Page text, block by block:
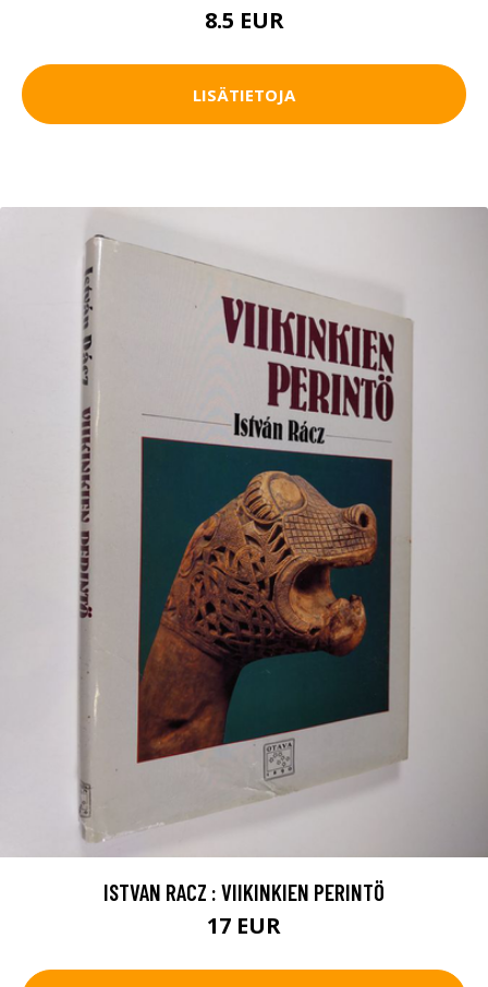
8.5 EUR
LISÄTIETOJA
ISTVAN RACZ : VIIKINKIEN PERINTÖ
17 EUR